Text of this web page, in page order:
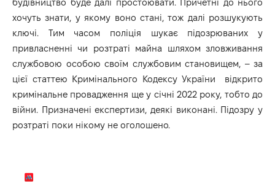
будівництво буде далі простоювати. Причетні до нього
хочуть знати, у якому воно стані, тож далі розшукують
ключі. Тим часом поліція шукає підозрюваних у
привласненні чи розтраті майна шляхом зловживання
службовою особою своїм службовим становищем, – за
цієї статтею Кримінального Кодексу України відкрито
кримінальне провадження ще у січні 2022 року, тобто до
війни. Призначені експертизи, деякі виконані. Підозру у
розтраті поки нікому не оголошено.